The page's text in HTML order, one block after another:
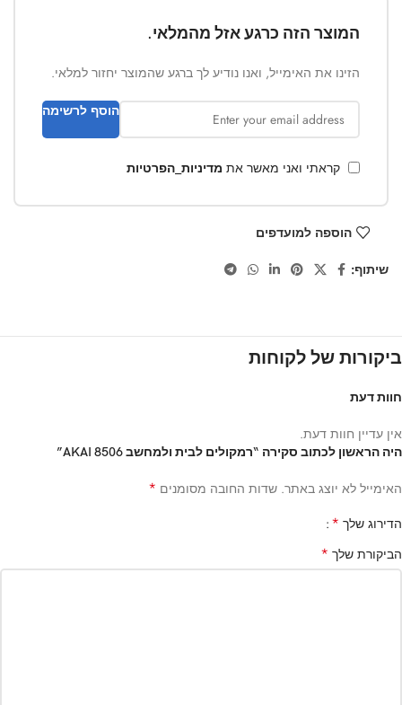
המוצר הזה כרגע אזל מהמלאי.
הזינו את האימייל, ואנו נודיע לך ברגע שהמוצר יחזור למלאי.
הוסף לרשימה
קראתי ואני מאשר את מדיניות_הפרטיות
הוספה למועדפים
שיתוף:
ביקורות של לקוחות
חוות דעת
אין עדיין חוות דעת.
היה הראשון לכתוב סקירה “רמקולים לבית ולמחשב AKAI 8506”
האימייל לא יוצג באתר. שדות החובה מסומנים *
הדירוג שלך *
הביקורת שלך *